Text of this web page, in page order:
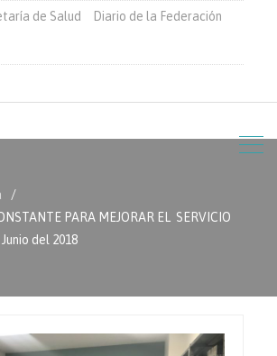
de Salud Diario de la Federación
PARA MEJORAR EL SERVICIO
del 2018